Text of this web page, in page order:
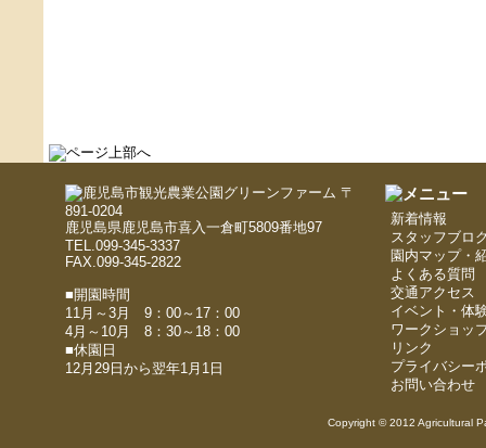
〒
891-0204
鹿児島県鹿児島市喜入一倉町5809番地97
TEL.099-345-3337
FAX.099-345-2822
■開園時間
11月～3月 9：00～17：00
4月～10月 8：30～18：00
■休園日
12月29日から翌年1月1日
新着情報
スタッフブロ
園内マップ・
よくある質問
交通アクセス
イベント・体
ワークショッ
リンク
プライバシー
お問い合わせ
Copyright © 2012 Agricultural